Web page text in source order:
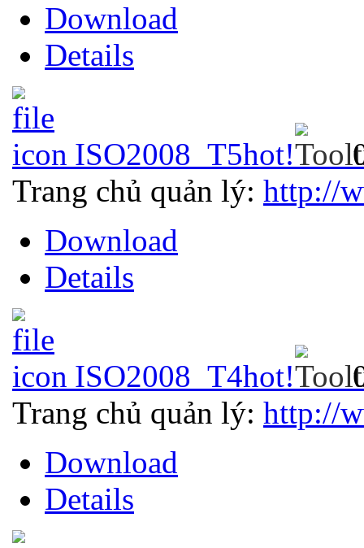
Download
Details
ISO2008_T5hot!
Trang chủ quản lý: http://
Download
Details
ISO2008_T4hot!
Trang chủ quản lý: http://
Download
Details